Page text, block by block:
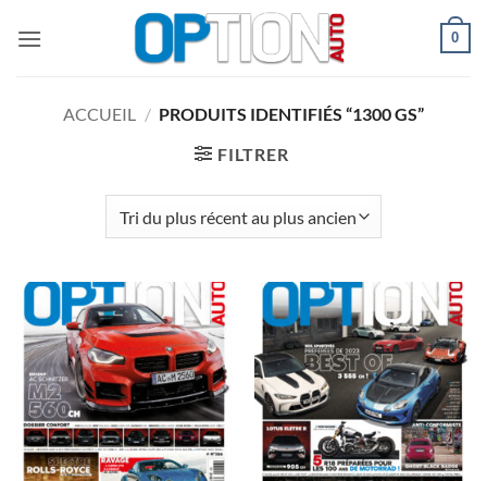
0
ACCUEIL / PRODUITS IDENTIFIÉS “1300 GS”
FILTRER